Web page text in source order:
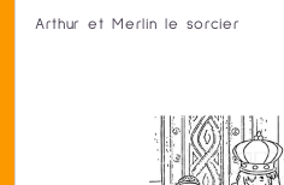
Arthur et Merlin le sorcier